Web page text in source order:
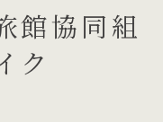
館協同組
ク